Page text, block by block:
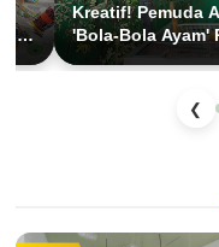
di
Kreatif! Pemuda
'Bola-Bola Ayam'
Anak SD di Jakarta
❮